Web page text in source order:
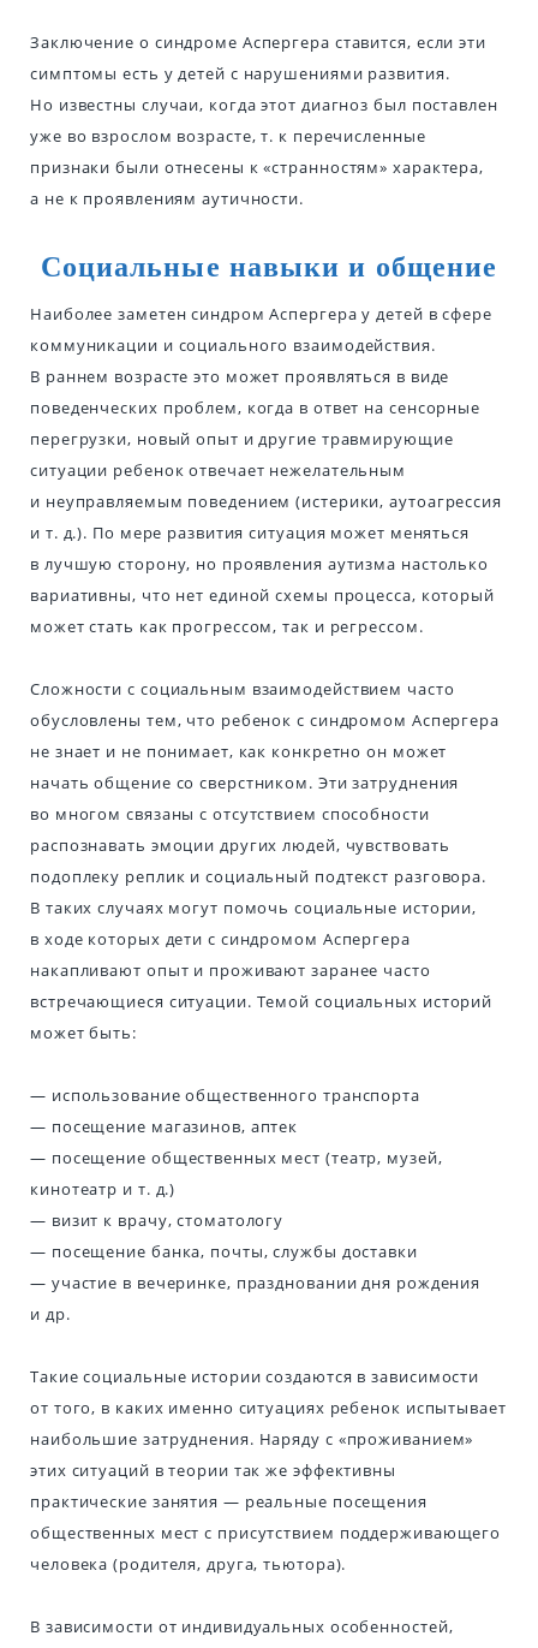
Заключение о синдроме Аспергера ставится, если эти
симптомы есть у детей с нарушениями развития.
Но известны случаи, когда этот диагноз был поставлен
уже во взрослом возрасте, т. к перечисленные
признаки были отнесены к «странностям» характера,
а не к проявлениям аутичности.
Социальные навыки и общение
Наиболее заметен синдром Аспергера у детей в сфере
коммуникации и социального взаимодействия.
В раннем возрасте это может проявляться в виде
поведенческих проблем, когда в ответ на сенсорные
перегрузки, новый опыт и другие травмирующие
ситуации ребенок отвечает нежелательным
и неуправляемым поведением (истерики, аутоагрессия
и т. д.). По мере развития ситуация может меняться
в лучшую сторону, но проявления аутизма настолько
вариативны, что нет единой схемы процесса, который
может стать как прогрессом, так и регрессом.
Сложности с социальным взаимодействием часто
обусловлены тем, что ребенок с синдромом Аспергера
не знает и не понимает, как конкретно он может
начать общение со сверстником. Эти затруднения
во многом связаны с отсутствием способности
распознавать эмоции других людей, чувствовать
подоплеку реплик и социальный подтекст разговора.
В таких случаях могут помочь социальные истории,
в ходе которых дети с синдромом Аспергера
накапливают опыт и проживают заранее часто
встречающиеся ситуации. Темой социальных историй
может быть:
— использование общественного транспорта
— посещение магазинов, аптек
— посещение общественных мест (театр, музей,
кинотеатр и т. д.)
— визит к врачу, стоматологу
— посещение банка, почты, службы доставки
— участие в вечеринке, праздновании дня рождения
и др.
Такие социальные истории создаются в зависимости
от того, в каких именно ситуациях ребенок испытывает
наибольшие затруднения. Наряду с «проживанием»
этих ситуаций в теории так же эффективны
практические занятия — реальные посещения
общественных мест с присутствием поддерживающего
человека (родителя, друга, тьютора).
В зависимости от индивидуальных особенностей,